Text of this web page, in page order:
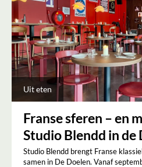
Uit eten
Franse sferen – en
Studio Blendd in de
Studio Blendd brengt Franse
samen in De Doelen. Vanaf